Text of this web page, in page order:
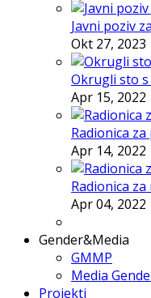
Javni poziv
Okt 27, 2023
Okrugli sto
Apr 15, 2022
Radionica
Apr 14, 2022
Radionica
Apr 04, 2022
Gender&Media
GMMP
Media
Projekti